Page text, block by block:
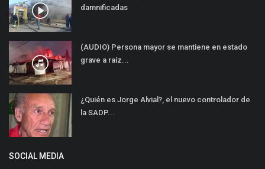
damnificadas
(AUDIO) Persona mayor se mantiene en estado
grave a raíz...
¿Quién es Jorge Alvial?, el nuevo controlador de
la SADP...
SOCIAL MEDIA